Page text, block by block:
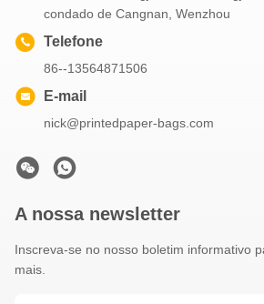
condado de Cangnan, Wenzhou
Telefone
86--13564871506
E-mail
nick@printedpaper-bags.com
A nossa newsletter
Inscreva-se no nosso boletim informativo
mais.